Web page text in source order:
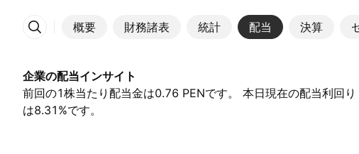
概要 財務諸表 統計 配当 決算
その他
企業の配当インサイト
前回の1株当たり配当金は0.76 PENです。 本日現在の配当利回り
は8.31%です。